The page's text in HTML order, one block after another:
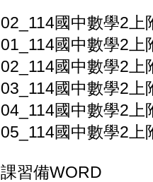
02_114國中數學2上
01_114國中數學2上
02_114國中數學2上
03_114國中數學2上
04_114國中數學2上
05_114國中數學2上
課習備WORD